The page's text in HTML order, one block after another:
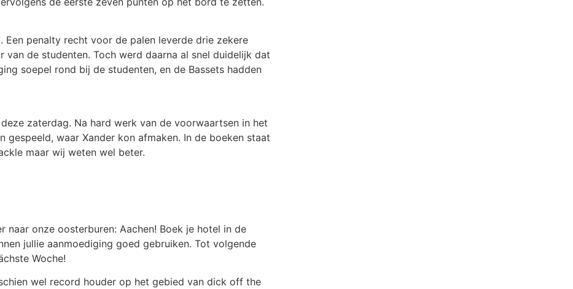
Een penalty recht voor de palen leverde drie zekere
de studenten. Toch werd daarna al snel duidelijk dat
soepel rond bij de studenten, en de Bassets hadden
zaterdag. Na hard werk van de voorwaartsen in het
gespeeld, waar Xander kon afmaken. In de boeken staat
maar wij weten wel beter.
naar onze oosterburen: Aachen! Boek je hotel in de
jullie aanmoediging goed gebruiken. Tot volgende
Woche!
wel record houder op het gebied van dick off the